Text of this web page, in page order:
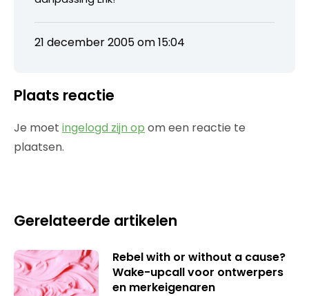
21 december 2005 om 15:04
Plaats reactie
Je moet ingelogd zijn op om een reactie te
plaatsen.
Gerelateerde artikelen
Rebel with or without a cause?
Wake-upcall voor ontwerpers
en merkeigenaren